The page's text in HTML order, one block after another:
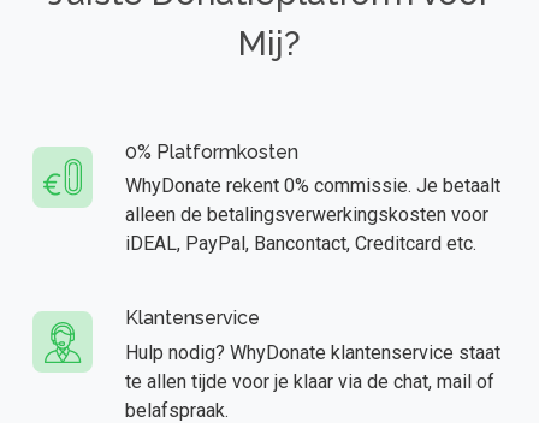
Mij?
0% Platformkosten
WhyDonate rekent 0% commissie. Je betaalt
alleen de betalingsverwerkingskosten voor
iDEAL, PayPal, Bancontact, Creditcard etc.
Klantenservice
Hulp nodig? WhyDonate klantenservice staat
te allen tijde voor je klaar via de chat, mail of
belafspraak.